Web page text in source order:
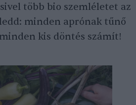
több bio szemléletet az
minden aprónak tűnő
kis döntés számít!